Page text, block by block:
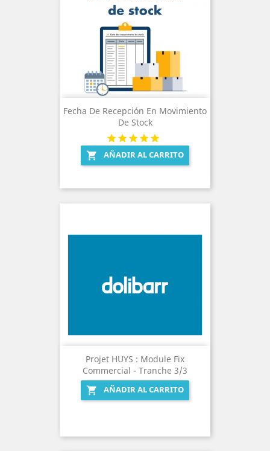
Fecha De Recepción En Movimiento
De Stock
 AÑADIR AL CARRITO
Projet HUYS : Module Fix
Commercial - Tranche 3/3

AÑADIR AL CARRITO